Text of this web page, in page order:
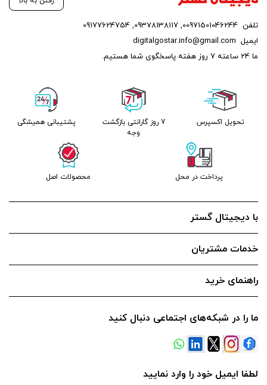
تلفن 00971501046244
,
09378138117
,
09177624754
ایمیل digitalgostar.info@gmail.com
ما 24 ساعته 7 روز هفته پاسخگوی شما هستیم.
تحویل اکسپرس
7 روز گارانتی بازگشت
وجه
پشتیبانی همیشگی
پرداخت در محل محصولات اصل
با دیجیتال گستر
خدمات مشتریان
راهنمای خرید
ما را در شبکه‌های اجتماعی دنبال کنید
لطفا ایمیل خود را وارد نمایید